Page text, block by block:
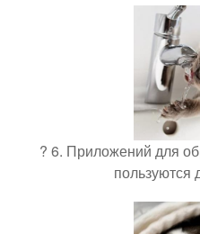
? 6. Приложений для
пользуются